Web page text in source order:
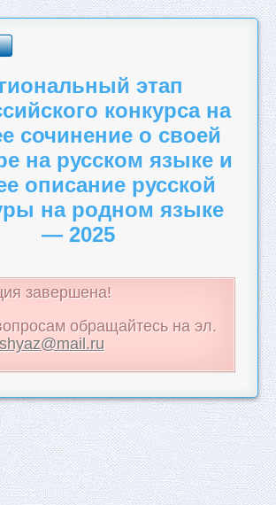
этап
конкурса на
сочинение о своей
на русском языке и
описание русской
на родном языке
— 2025
завершена!
обращайтесь на эл.